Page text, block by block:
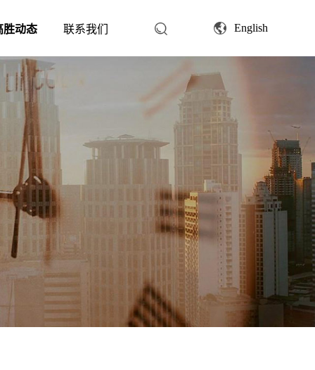
胜动态 联系我们 English